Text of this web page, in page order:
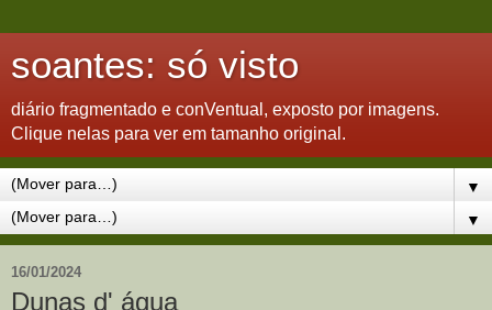
soantes: só visto
diário fragmentado e conVentual, exposto por imagens.
Clique nelas para ver em tamanho original.
▼
▼
16/01/2024
Dunas d' água